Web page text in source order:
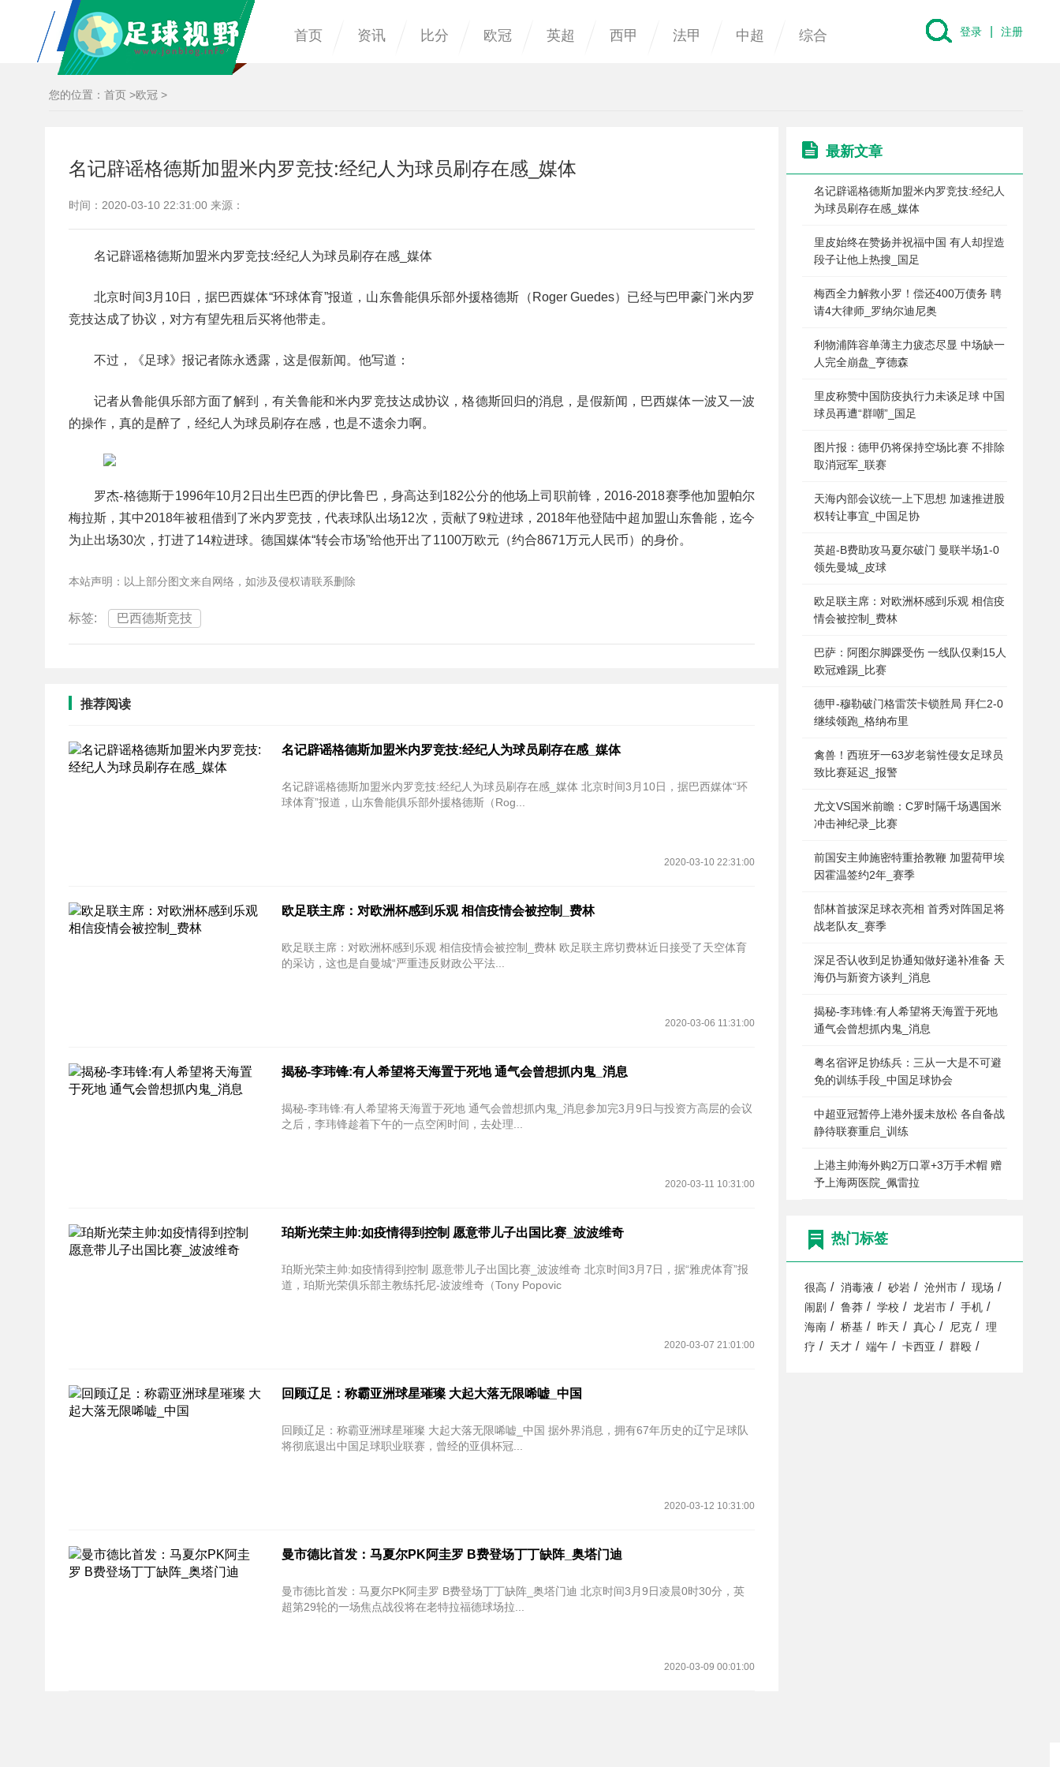
首页 资讯 比分 欧冠 英超 西甲 法甲 中超 综合 登录 注册
您的位置： 首页 >欧冠 >
名记辟谣格德斯加盟米内罗竞技:经纪人为球员刷存在感_媒体
时间：2020-03-10 22:31:00 来源：
名记辟谣格德斯加盟米内罗竞技:经纪人为球员刷存在感_媒体
北京时间3月10日，据巴西媒体“环球体育”报道，山东鲁能俱乐部外援格德斯（Roger Guedes）已经与巴甲豪门米内罗
竞技达成了协议，对方有望先租后买将他带走。
不过，《足球》报记者陈永透露，这是假新闻。他写道：
记者从鲁能俱乐部方面了解到，有关鲁能和米内罗竞技达成协议，格德斯回归的消息，是假新闻，巴西媒体一波又一波
的操作，真的是醉了，经纪人为球员刷存在感，也是不遗余力啊。
罗杰-格德斯于1996年10月2日出生巴西的伊比鲁巴，身高达到182公分的他场上司职前锋，2016-2018赛季他加盟帕尔
梅拉斯，其中2018年被租借到了米内罗竞技，代表球队出场12次，贡献了9粒进球，2018年他登陆中超加盟山东鲁能，迄今
为止出场30次，打进了14粒进球。德国媒体“转会市场”给他开出了1100万欧元（约合8671万元人民币）的身价。
本站声明：以上部分图文来自网络，如涉及侵权请联系删除
标签: 巴西德斯竞技
推荐阅读
名记辟谣格德斯加盟米内罗竞技:经纪人为球员刷存在感_媒体
名记辟谣格德斯加盟米内罗竞技:经纪人为球员刷存在感_媒体 北京时间3月10日，据巴西媒体“环
球体育”报道，山东鲁能俱乐部外援格德斯（Rog...
2020-03-10 22:31:00
欧足联主席：对欧洲杯感到乐观 相信疫情会被控制_费林
欧足联主席：对欧洲杯感到乐观 相信疫情会被控制_费林 欧足联主席切费林近日接受了天空体育
的采访，这也是自曼城“严重违反财政公平法...
2020-03-06 11:31:00
揭秘-李玮锋:有人希望将天海置于死地 通气会曾想抓内鬼_消息
揭秘-李玮锋:有人希望将天海置于死地 通气会曾想抓内鬼_消息参加完3月9日与投资方高层的会议
之后，李玮锋趁着下午的一点空闲时间，去处理...
2020-03-11 10:31:00
珀斯光荣主帅:如疫情得到控制 愿意带儿子出国比赛_波波维奇
珀斯光荣主帅:如疫情得到控制 愿意带儿子出国比赛_波波维奇 北京时间3月7日，据“雅虎体育”报
道，珀斯光荣俱乐部主教练托尼-波波维奇（Tony Popovic
2020-03-07 21:01:00
回顾辽足：称霸亚洲球星璀璨 大起大落无限唏嘘_中国
回顾辽足：称霸亚洲球星璀璨 大起大落无限唏嘘_中国 据外界消息，拥有67年历史的辽宁足球队
将彻底退出中国足球职业联赛，曾经的亚俱杯冠...
2020-03-12 10:31:00
曼市德比首发：马夏尔PK阿圭罗 B费登场丁丁缺阵_奥塔门迪
曼市德比首发：马夏尔PK阿圭罗 B费登场丁丁缺阵_奥塔门迪 北京时间3月9日凌晨0时30分，英
超第29轮的一场焦点战役将在老特拉福德球场拉...
2020-03-09 00:01:00
最新文章
名记辟谣格德斯加盟米内罗竞技:经纪人
为球员刷存在感_媒体
里皮始终在赞扬并祝福中国 有人却捏造
段子让他上热搜_国足
梅西全力解救小罗！偿还400万债务 聘
请4大律师_罗纳尔迪尼奥
利物浦阵容单薄主力疲态尽显 中场缺一
人完全崩盘_亨德森
里皮称赞中国防疫执行力未谈足球 中国
球员再遭“群嘲”_国足
图片报：德甲仍将保持空场比赛 不排除
取消冠军_联赛
天海内部会议统一上下思想 加速推进股
权转让事宜_中国足协
英超-B费助攻马夏尔破门 曼联半场1-0
领先曼城_皮球
欧足联主席：对欧洲杯感到乐观 相信疫
情会被控制_费林
巴萨：阿图尔脚踝受伤 一线队仅剩15人
欧冠难踢_比赛
德甲-穆勒破门格雷茨卡锁胜局 拜仁2-0
继续领跑_格纳布里
禽兽！西班牙一63岁老翁性侵女足球员
致比赛延迟_报警
尤文VS国米前瞻：C罗时隔千场遇国米
冲击神纪录_比赛
前国安主帅施密特重拾教鞭 加盟荷甲埃
因霍温签约2年_赛季
郜林首披深足球衣亮相 首秀对阵国足将
战老队友_赛季
深足否认收到足协通知做好递补准备 天
海仍与新资方谈判_消息
揭秘-李玮锋:有人希望将天海置于死地
通气会曾想抓内鬼_消息
粤名宿评足协练兵：三从一大是不可避
免的训练手段_中国足球协会
中超亚冠暂停上港外援未放松 各自备战
静待联赛重启_训练
上港主帅海外购2万口罩+3万手术帽 赠
予上海两医院_佩雷拉
热门标签
很高 / 消毒液 / 砂岩 / 沧州市 / 现场 /
闹剧 / 鲁莽 / 学校 / 龙岩市 / 手机 /
海南 / 桥基 / 昨天 / 真心 / 尼克 /
理
疗 / 天才 / 端午 / 卡西亚 / 群殴 /